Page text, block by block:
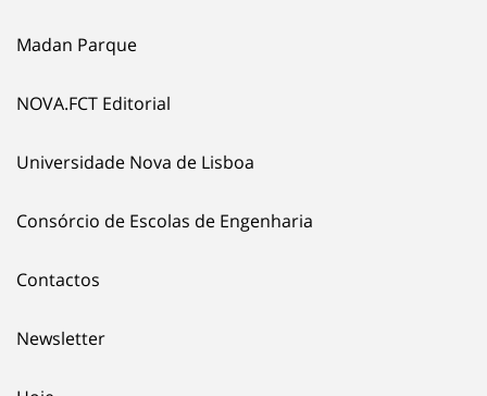
Madan Parque
NOVA.FCT Editorial
Universidade Nova de Lisboa
Consórcio de Escolas de Engenharia
Contactos
Newsletter